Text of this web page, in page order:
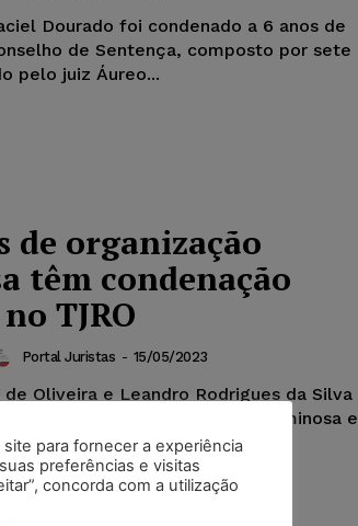
Dourado foi condenado a 6 anos de
de Sentença, composto por sete
pelo juiz Áureo...
de organização
têm condenação
TJRO
Portal Juristas - 15/05/2023
de Oliveira e Leandro Rodrigues da Silva
por crimes de organização criminosa e
de fogo...
para fornecer a experiência
preferências e visitas
concorda com a utilização